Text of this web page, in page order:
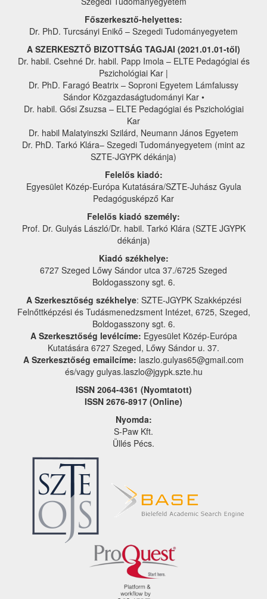
Főszerkesztő-helyettes:
Dr. PhD. Turcsányi Enikő – Szegedi Tudományegyetem
A SZERKESZTŐ BIZOTTSÁG TAGJAI (2021.01.01-től)
Dr. habil. Csehné Dr. habil. Papp Imola – ELTE Pedagógiai és
Pszichológiai Kar |
Dr. PhD. Faragó Beatrix – Soproni Egyetem Lámfalussy
Sándor Közgazdaságtudományi Kar •
Dr. habil. Gősi Zsuzsa – ELTE Pedagógiai és Pszichológiai
Kar
Dr. habil Malatyinszki Szilárd, Neumann János Egyetem
Dr. PhD. Tarkó Klára– Szegedi Tudományegyetem (mint az
SZTE-JGYPK dékánja)
Felelős kiadó:
Egyesület Közép-Európa Kutatására/SZTE-Juhász Gyula
Pedagógusképző Kar
Felelős kiadó személy:
Prof. Dr. Gulyás László/Dr. habil. Tarkó Klára (SZTE JGYPK
dékánja)
Kiadó székhelye:
6727 Szeged Lőwy Sándor utca 37./6725 Szeged
Boldogasszony sgt. 6.
A Szerkesztőség székhelye: SZTE-JGYPK Szakképzési
Felnőttképzési és Tudásmenedzsment Intézet, 6725, Szeged,
Boldogasszony sgt. 6.
A Szerkesztőség levélcíme: Egyesület Közép-Európa
Kutatására 6727 Szeged, Lőwy Sándor u. 37.
A Szerkesztőség emailcíme: laszlo.gulyas65@gmail.com
és/vagy gulyas.laszlo@jgypk.szte.hu
ISSN 2064-4361 (Nyomtatott)
ISSN 2676-8917 (Online)
Nyomda:
S-Paw Kft.
Üllés Pécs.